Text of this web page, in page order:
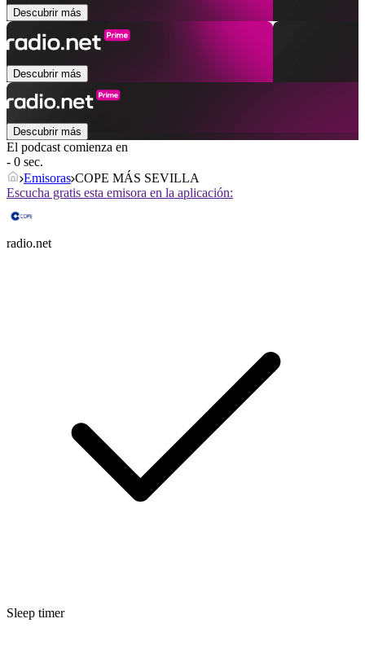
Descubrir más
Descubrir más
Descubrir más
El podcast comienza en
- 0 sec.
Emisoras COPE MÁS SEVILLA
Escucha gratis esta emisora en la aplicación:
radio.net
Sleep timer